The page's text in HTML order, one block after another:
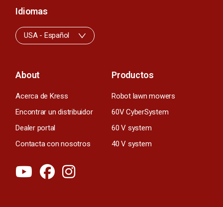
About
Acerca de Kress
Encontrar un distribuidor
Dealer portal
Contacta con nosotros
Productos
Robot lawn mowers
60V CyberSystem
60 V system
40 V system
Idiomas
USA - Español